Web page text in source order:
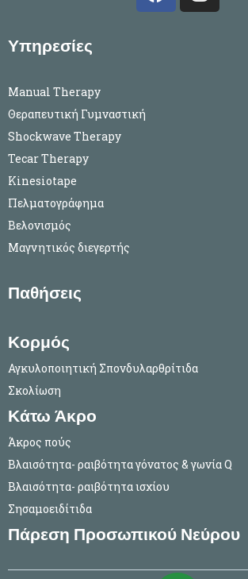
Υπηρεσίες
Manual Therapy
Θεραπευτική Γυμναστική
Shockwave Therapy
Tecar Therapy
Kinesiotape
Πελματογράφημα
Βελονισμός
Μαγνητικός διεγερτής
Παθήσεις
Κορμός
Αγκυλοποιητική Σπονδυλαρθρίτιδα
Σκολίωση
Κάτω Άκρο
Άκρος πούς
Βλαισότητα- ραιβότητα γόνατος & γωνία Q
Βλαισότητα- ραιβότητα ισχίου
Σησαμοειδίτιδα
Πάρεση Προσωπικού Νεύρου